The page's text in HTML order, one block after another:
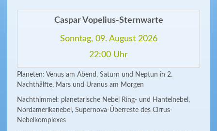
Caspar Vopelius-Sternwarte
Sonntag, 09. August 2026
22:00 Uhr
Planeten: Venus am Abend, Saturn und Neptun in 2.
Nachthälfte, Mars und Uranus am Morgen
Nachthimmel: planetarische Nebel Ring- und Hantelnebel,
Nordamerikanebel, Supernova-Überreste des Cirrus-
Nebelkomplexes